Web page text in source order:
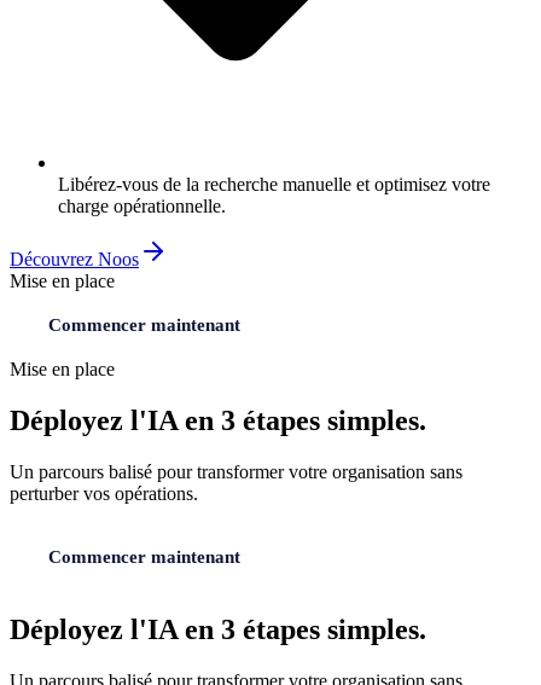
Libérez-vous de la recherche manuelle et optimisez votre
charge opérationnelle.
Découvrez Noos
Mise en place
Commencer maintenant
Mise en place
Déployez l'IA en 3 étapes simples.
Un parcours balisé pour transformer votre organisation sans
perturber vos opérations.
Commencer maintenant
Déployez l'IA en 3 étapes simples.